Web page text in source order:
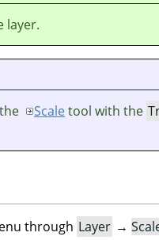
layer.
Scale tool with the
through Layer →